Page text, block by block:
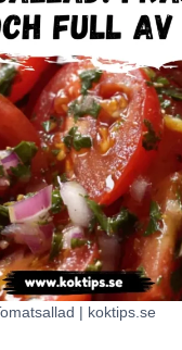
| koktips.se